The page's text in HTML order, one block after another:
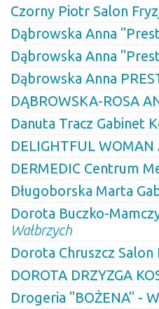
Czorny Piotr Salon
Dąbrowska Anna
Dąbrowska Anna
Dąbrowska Anna
DĄBROWSKA-ROSA
Danuta Tracz Gabinet
DELIGHTFUL
DERMEDIC Centrum
Długoborska Marta
Dorota Buczko-
Wałbrzych
Dorota Chruszcz
DOROTA DRZYZGA
Drogeria "BOŻENA" -